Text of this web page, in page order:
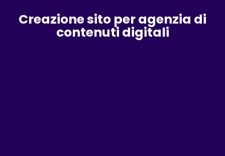
Creazione sito per agenzia di
contenuti digitali